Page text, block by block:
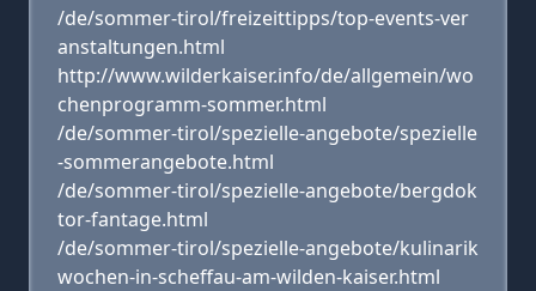
/de/sommer-tirol/freizeittipps/top-events-ver
anstaltungen.html
http://www.wilderkaiser.info/de/allgemein/wo
chenprogramm-sommer.html
/de/sommer-tirol/spezielle-angebote/spezielle
-sommerangebote.html
/de/sommer-tirol/spezielle-angebote/bergdok
tor-fantage.html
/de/sommer-tirol/spezielle-angebote/kulinarik
wochen-in-scheffau-am-wilden-kaiser.html